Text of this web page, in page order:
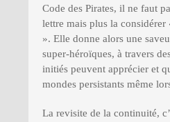
Code des Pirates, il ne faut
lettre mais plus la
». Elle donne alors une
super-héroïques, à travers
initiés peuvent apprécier et
mondes persistants même
La revisite de la continuité,